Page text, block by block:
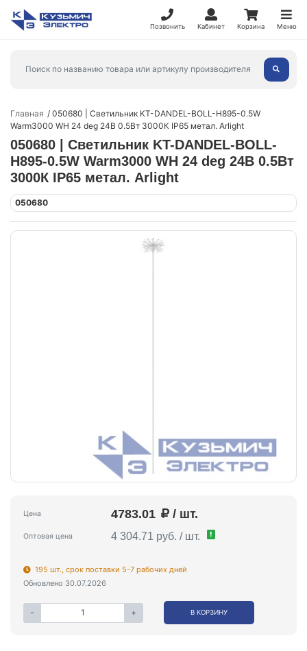
Позвонить Кабинет Корзина Меню
Главная
050680 | Светильник KT-DANDEL-BOLL-H895-0.5W
Warm3000 WH 24 deg 24В 0.5Вт 3000К IP65 метал. Arlight
050680 | Светильник KT-DANDEL-BOLL-
H895-0.5W Warm3000 WH 24 deg 24В 0.5Вт
3000К IP65 метал. Arlight
050680
Цена 4783.01 / шт.
Оптовая цена 4 304.71 руб. / шт. !
195 шт., срок поставки 5-7 рабочих дней
Обновлено 30.07.2026
- + В КОРЗИНУ